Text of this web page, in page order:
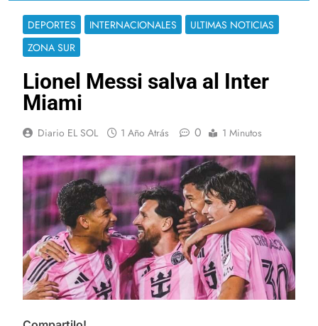
DEPORTES INTERNACIONALES
ULTIMAS NOTICIAS
ZONA SUR
Lionel Messi salva al Inter
Miami
Diario EL SOL 1 Año Atrás 0 1 Minutos